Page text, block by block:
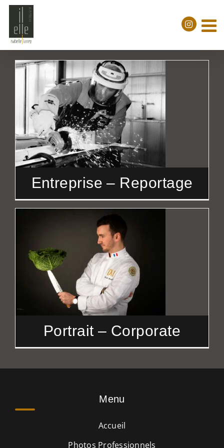
Passer
contenu
Entreprise – Reportage
Portrait – Corporate
Menu
Accueil
Photos Professionnels